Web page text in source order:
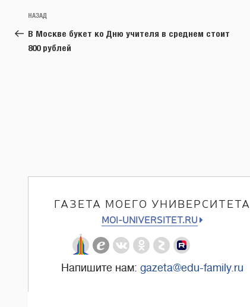
Навигация
по
записям
Предыдущая
запись:
НАЗАД
В Москве букет ко Дню учителя в среднем стоит
800 рублей
ГАЗЕТА МОЕГО УНИВЕРСИТЕТА
MOI-UNIVERSITET.RU
Напишите нам: gazeta@edu-family.ru